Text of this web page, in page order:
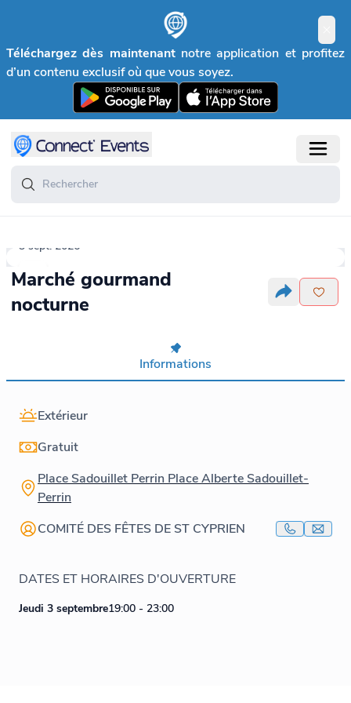
Téléchargez dès maintenant notre application et profitez
d’un contenu exclusif où que vous soyez.
3 sept. 2026
Marché gourmand
nocturne
Informations
Extérieur
Gratuit
Place Sadouillet Perrin Place Alberte Sadouillet-
Perrin
COMITÉ DES FÊTES DE ST CYPRIEN
DATES ET HORAIRES D'OUVERTURE
Jeudi 3 septembre19:00 - 23:00